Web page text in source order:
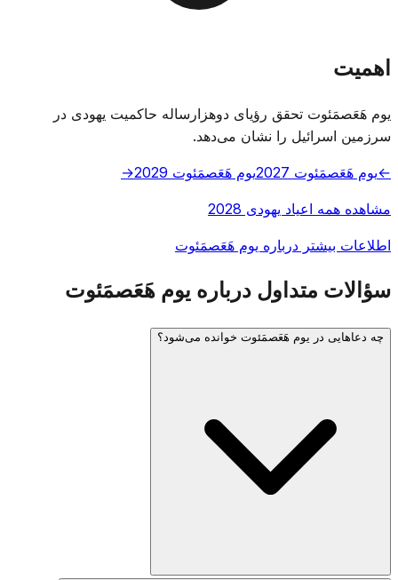
اهمیت
یوم هَعَصمَئوت تحقق رؤیای دوهزارساله حاکمیت یهودی در
سرزمین اسرائیل را نشان می‌دهد.
←یوم هَعَصمَئوت 2027 یوم هَعَصمَئوت 2029 →
مشاهده همه اعیاد یهودی 2028
اطلاعات بیشتر درباره یوم هَعَصمَئوت
سؤالات متداول درباره یوم هَعَصمَئوت
چه دعاهایی در یوم هَعَصمَئوت خوانده می‌شود؟